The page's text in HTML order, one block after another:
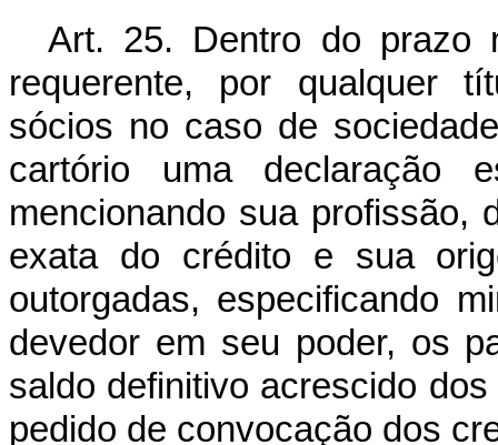
Art. 25. Dentro do prazo
requerente, por qualquer
sócios no caso de
cartório uma declaração
mencionando sua profissão,
exata do crédito e sua
outorgadas, especificando
devedor em seu poder, os
saldo definitivo acrescido
pedido de convocação dos